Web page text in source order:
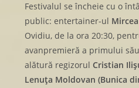
Festivalul se încheie cu o
public: entertainer-ul
Ovidiu, de la ora 20:30,
avanpremieră a primului
alătură regizorul Cristian
Lenuța Moldovan (Bunica